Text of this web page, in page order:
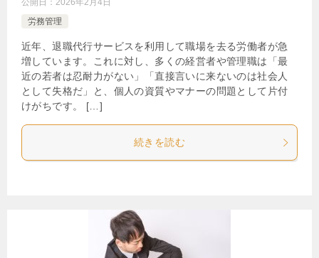
公開日： 2026年2月4日
労務管理
近年、退職代行サービスを利用して職場を去る労働者が急
増しています。これに対し、多くの経営者や管理職は「最
近の若者は忍耐力がない」「直接言いに来ないのは社会人
として失格だ」と、個人の資質やマナーの問題として片付
けがちです。 […]
続きを読む